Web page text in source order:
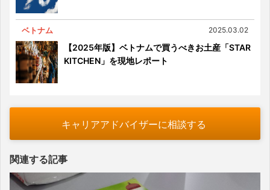
ベトナム 2025.03.02
【2025年版】ベトナムで買うべきお土産「STAR
KITCHEN」を現地レポート
キャリアアドバイザーに相談する
関連する記事